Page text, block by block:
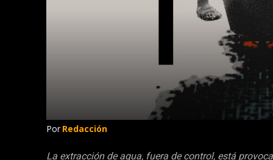
Por Redacción
La extracción de agua, fuera de control, está